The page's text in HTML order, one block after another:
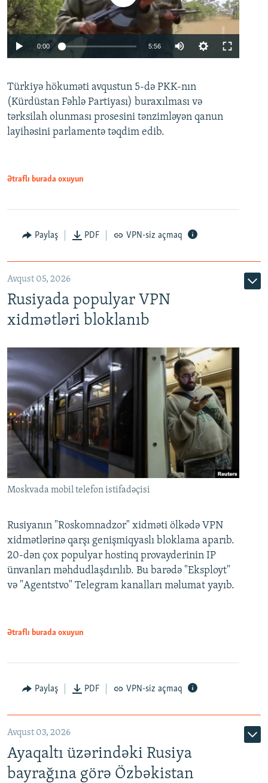
Auto 240p 360p 480p
720p 1080p
0:00 5:56
360p
480p
Türkiyə hökuməti avqustun 5-də PKK-nın
(Kürdüstan Fəhlə Partiyası) buraxılması və
tərksilah olunması prosesini tənzimləyən qanun
layihəsini parlamentə təqdim edib.
Ətraflı burada oxuyun
Paylaş PDF VPN-siz açmaq
Avqust 05, 2026
Rusiyada populyar VPN
xidmətləri bloklanıb
Moskvada mobil telefon istifadəçisi
Rusiyanın "Roskomnadzor" xidməti ölkədə VPN
xidmətlərinə qarşı genişmiqyaslı bloklama aparıb.
20-dən çox populyar hostinq provayderinin IP
ünvanları məhdudlaşdırılıb. Bu barədə "Eksployt"
və "Agentstvo" Telegram kanalları məlumat yayıb.
Ətraflı burada oxuyun
Paylaş PDF VPN-siz açmaq
Avqust 03, 2026
Ayaqaltı üzərindəki Rusiya
bayrağına görə Özbəkistan